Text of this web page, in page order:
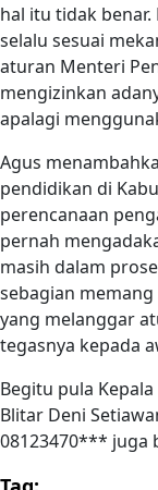
hal itu tidak
selalu sesuai
aturan Menteri
mengizinkan
apalagi
Agus
pendidikan di
perencanaan
pernah
masih dalam
sebagian
yang melanggar
tegasnya kepada
Begitu pula
Blitar Deni
08123470*** juga